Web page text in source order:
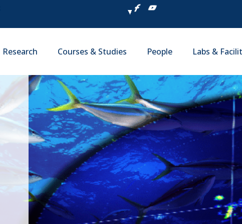
Research Courses & Studies People Labs &